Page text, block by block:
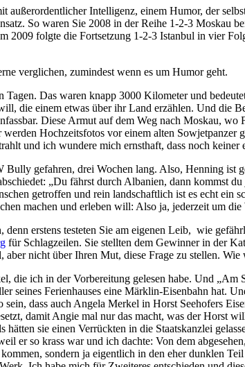
außerordentlicher Intelligenz, einem Humor, der
So waren Sie 2008 in der Reihe 1-2-3 Moskau
2009 folgte die Fortsetzung 1-2-3 Istanbul in vier
verglichen, zumindest wenn es um Humor geht.
Das waren knapp 3000 Kilometer und
die einem etwas über ihr Land erzählen. Und die
Diese Armut auf dem Weg nach Moskau,
Hochzeitsfotos vor einem alten
und ich wundere mich ernsthaft, dass noch keiner
gefahren, drei Wochen lang. Also, Henning ist
„Du fährst durch Albanien, dann kommst
getroffen und rein landschaftlich ist es echt ein
machen und erleben will: Also ja, jederzeit um
denn erstens testeten Sie am eigenen Leib, wie
für Schlagzeilen. Sie stellten dem Gewinner in der
nicht über Ihren Mut, diese Frage zu stellen. Wie
die ich in der Vorbereitung gelesen habe. Und
seines Ferienhauses eine Märklin-Eisenbahn hat.
sein, dass auch Angela Merkel in Horst Seehofers
damit Angie mal nur das macht, was der Horst
sie einen Verrückten in die Staatskanzlei
er so krass war und ich dachte: Von dem
sondern ja eigentlich in den eher dunklen